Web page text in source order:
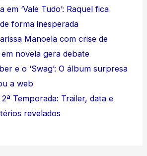
em ‘Vale Tudo’: Raquel fica
forma inesperada
Manoela com crise de
em novela gera debate
e o ‘Swag’: O álbum surpresa
a web
Temporada: Trailer, data e
revelados